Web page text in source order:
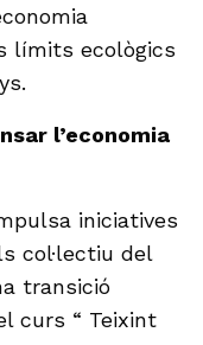
límits ecològics
l’economia
iniciatives
col·lectiu del
transició
curs “ Teixint